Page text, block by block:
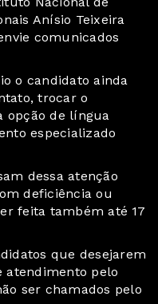
Anísio Teixeira
comunicados
o candidato ainda
trocar o
opção de língua
especializado
dessa atenção
deficiência ou
feita também até 17
que desejarem
atendimento pelo
ser chamados pelo